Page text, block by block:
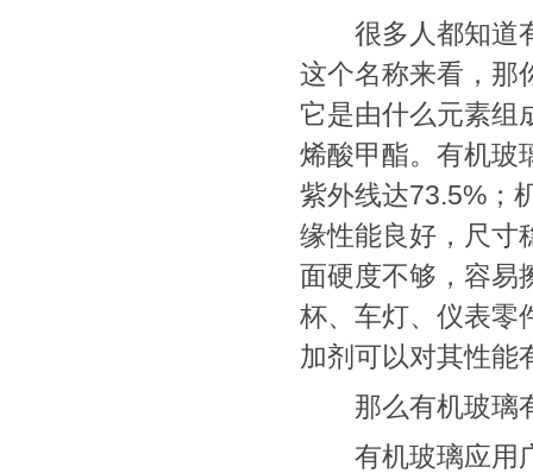
很多人都知道有
这个名称来看，那
它是由什么元素组
烯酸甲酯。有机玻
紫外线达73.5%；
缘性能良好，尺寸
面硬度不够，容易
杯、车灯、仪表零
加剂可以对其性能
那么有机玻璃
有机玻璃应用广